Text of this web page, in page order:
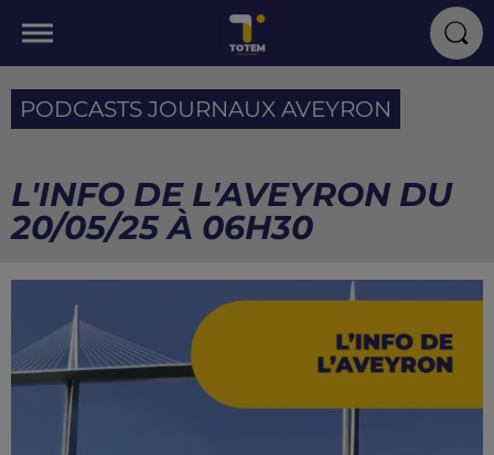
PODCASTS JOURNAUX AVEYRON
L'INFO DE L'AVEYRON DU
20/05/25 À 06H30